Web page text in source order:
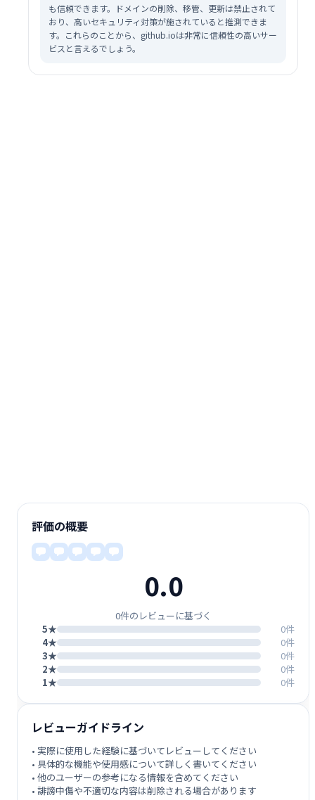
も信頼できます。ドメインの削除、移管、更新は禁止されて
おり、高いセキュリティ対策が施されていると推測できま
す。これらのことから、github.ioは非常に信頼性の高いサー
ビスと言えるでしょう。
評価の概要
0.0
0件のレビューに基づく
5★
0件
4★
0件
3★
0件
2★
0件
1★
0件
レビューガイドライン
• 実際に使用した経験に基づいてレビューしてください
• 具体的な機能や使用感について詳しく書いてください
• 他のユーザーの参考になる情報を含めてください
• 誹謗中傷や不適切な内容は削除される場合があります